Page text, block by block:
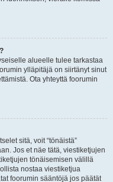
alueelle tulee tarkastaa
ylläpitäjä on siirtänyt sinut
Ota yhteyttä foorumin
sitä, voit “tönäistä”
Jos et näe tätä, viestiketjujen
tönäisemisen välillä
nostaa viestiketjua
foorumin sääntöjä jos päätät